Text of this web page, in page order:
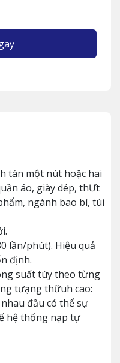
tán một nút hoặc hai
áo, giày dép, thƯt
ngành bao bì, túi
lần/phút). Hiệu quả
định.
suất tùy theo từng
tưạng thữuh cao:
đầu có thể sự
hệ thống nạp tự